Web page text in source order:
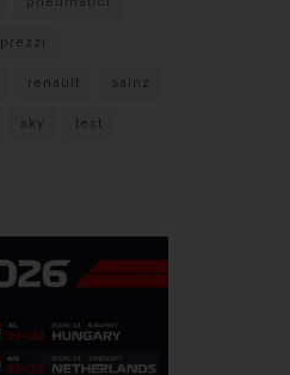
prezzi
renault sainz
sky test